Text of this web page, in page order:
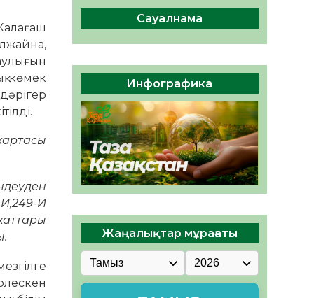
көмек
И,249-И
Руслан Рүстемұлы облыс
әкімінің кеңесшісі болып
тағайындалды
05.08.2026
64 0
Сауалнама
Инфографика
Жаңалықтар мұрағаты